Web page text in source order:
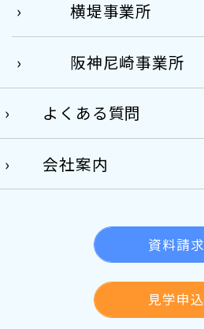
横堤事業所
阪神尼崎事業所
よくある質問
会社案内
資料請求
見学申込